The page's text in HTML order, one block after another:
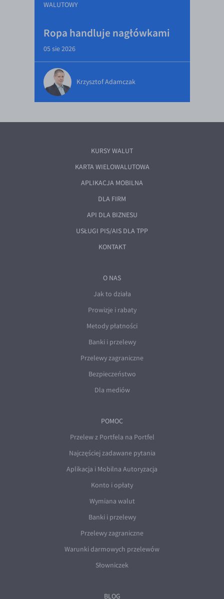
WALUTOWY
Ropa handluje nagłówkami
05 sie 2026
Krzysztof Adamczak
KURSY WALUT
KARTA WIELOWALUTOWA
APLIKACJA MOBILNA
DLA FIRM
API DLA BIZNESU
USŁUGI PIS/AIS DLA TPP
KONTAKT
O NAS
Jak to działa
Prowizje i rabaty
Metody płatności
Banki i przelewy
Przelewy zagraniczne
Bezpieczeństwo
Dla mediów
POMOC
Przelew z Portfela na Portfel
Najczęściej zadawane pytania
Aplikacja i Mobilna Autoryzacja
Konto i opłaty
Wymiana walut
Banki i przelewy
Przelewy zagraniczne
Warunki darmowych przelewów
Słowniczek
BLOG